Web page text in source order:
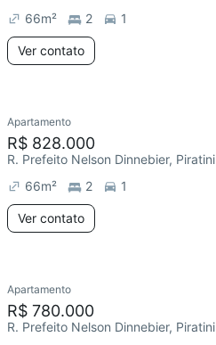
66m² 2 1
Ver contato
Apartamento
R$ 828.000
R. Prefeito Nelson Dinnebier, Piratini
66m² 2 1
Ver contato
Apartamento
R$ 780.000
R. Prefeito Nelson Dinnebier, Piratini